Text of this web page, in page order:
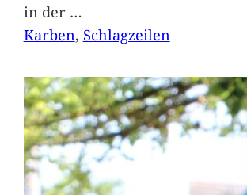
in der …
Karben, Schlagzeilen